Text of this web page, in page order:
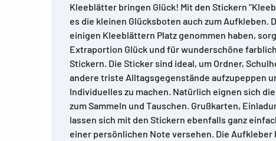
Kleeblätter bringen Glück! Mit den Stickern
es die kleinen Glücksboten auch zum Aufkleben.
einigen Kleeblättern Platz genommen haben,
Extraportion Glück und für wunderschöne
Stickern. Die Sticker sind ideal, um Ordner,
andere triste Alltagsgegenstände aufzupeppen
Individuelles zu machen. Natürlich eignen sich
zum Sammeln und Tauschen. Grußkarten,
lassen sich mit den Stickern ebenfalls ganz
einer persönlichen Note versehen. Die